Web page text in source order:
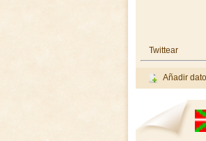
Twittear
Añadir